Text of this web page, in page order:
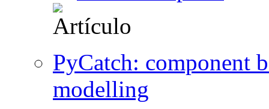
PyCatch: component
modelling